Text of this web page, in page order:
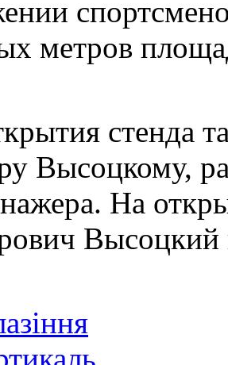
метров
стенда
Высоцкому,
На
Высоцкий